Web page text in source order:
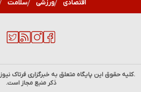
اقتصادی
ورزشی سلامت
.کلیه حقوق این پایگاه متعلق به خبرگزاریفرتاک نیوز
ذکر منبع مجاز است.